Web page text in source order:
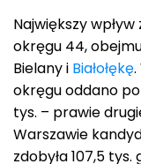
Największy
okręgu 44,
Bielany i Białołękę
okręgu oddano
tys. – prawie
Warszawie
zdobyła 107,5